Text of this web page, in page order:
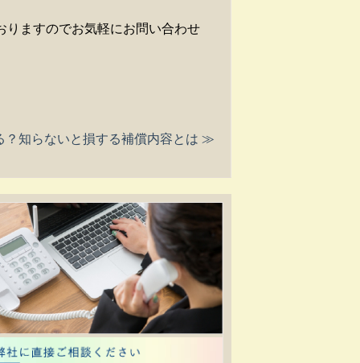
りますのでお気軽にお問い合わせ
？知らないと損する補償内容とは ≫